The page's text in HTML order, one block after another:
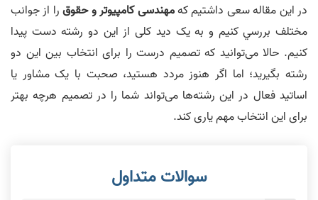
در اين مقاله سعی داشتيم کهمهندسیکامپيوتر و حقوقرا از جوانب
مختلف بررسي کنيم و به يک ديد کلی از اين دو رشته دست پيدا
کنيم. حالا می‌توانيد که تصميم درست را برای انتخاب بين اين دو
رشته بگيريد؛ اما اگر هنوز مردد هستيد، صحبت با يک مشاور يا
اساتيد فعال در اين رشته‌ها می‌تواند شما را در تصميم هرچه بهتر
برای اين انتخاب مهم ياری کند.